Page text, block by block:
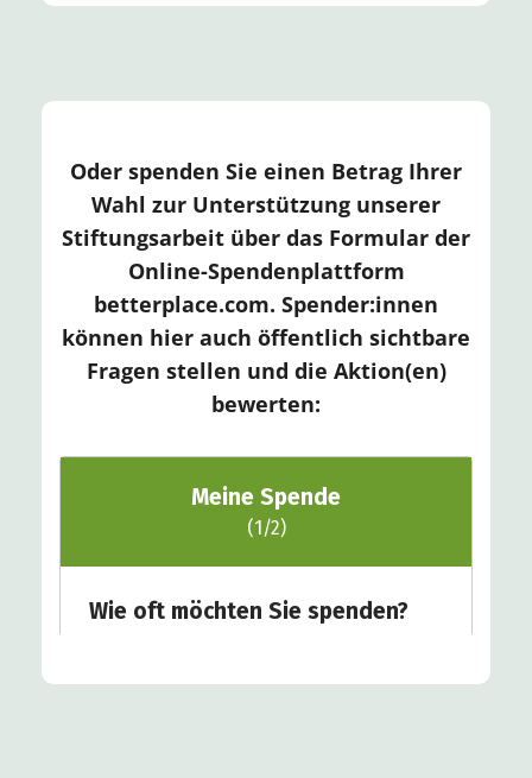
Oder spenden Sie einen Betrag Ihrer
Wahl zur Unterstützung unserer
Stiftungsarbeit über das Formular der
Online-Spendenplattform
betterplace.com. Spender:innen
können hier auch öffentlich sichtbare
Fragen stellen und die Aktion(en)
bewerten: